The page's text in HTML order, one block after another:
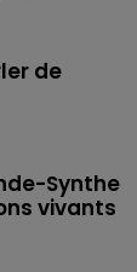
de
Synthe
vivants